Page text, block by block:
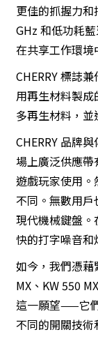
更佳的抓握力
GHz 和低功耗
在共享工作環境
CHERRY 標誌
用再生材料製
多再生材料，並
CHERRY 品牌
場上廣泛供應帶
遊戲玩家使用
不同。無數用
現代機械鍵盤
快的打字噪音和
如今，我們憑藉
MX、KW 550
這一願望——它
不同的開關技術